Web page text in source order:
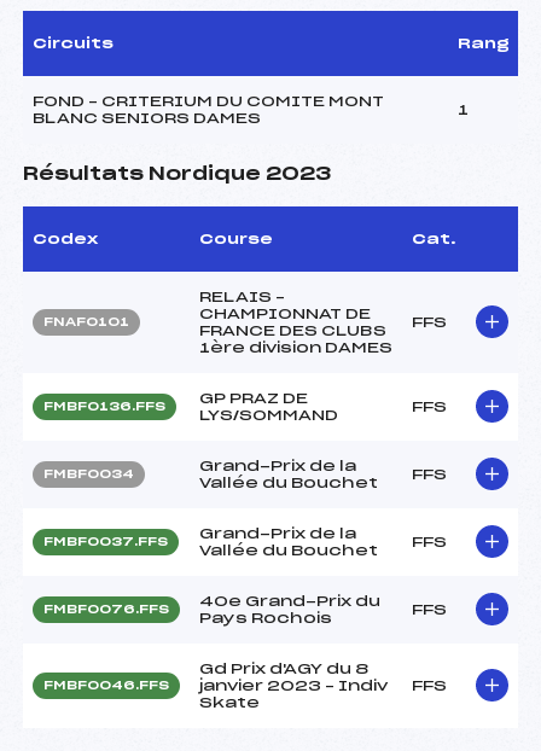
Circuits Rang
FOND – CRITERIUM DU COMITE MONT
BLANC SENIORS DAMES
1
Résultats Nordique 2023
Codex Course Cat.
FNAF0101
RELAIS –
CHAMPIONNAT DE
FRANCE DES CLUBS
1ère division DAMES
FFS
FMBF0136.FFS
GP PRAZ DE
LYS/SOMMAND
FFS
FMBF0034
Grand-Prix de la
Vallée du Bouchet
FFS
FMBF0037.FFS
Grand-Prix de la
Vallée du Bouchet
FFS
FMBF0076.FFS
40e Grand-Prix du
Pays Rochois
FFS
FMBF0046.FFS
Gd Prix d'AGY du 8
janvier 2023 – Indiv
Skate
FFS